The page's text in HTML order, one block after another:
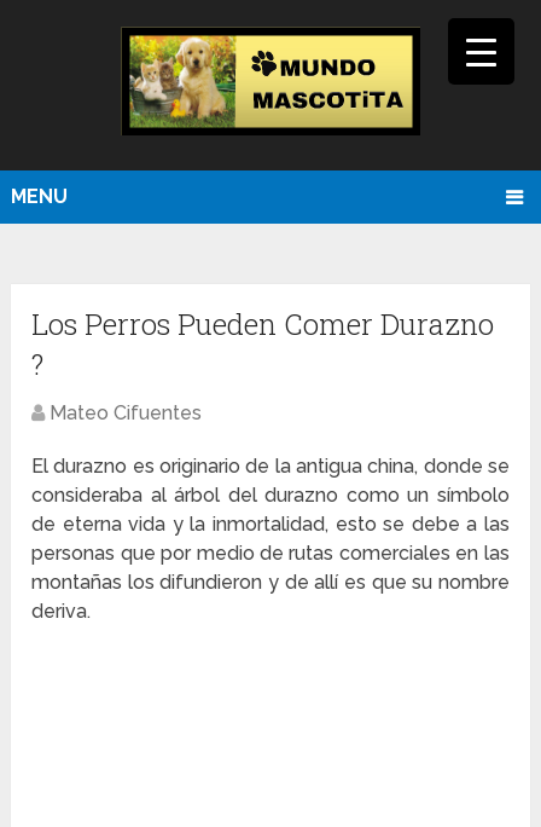
MENU
Los Perros Pueden Comer Durazno
?
Mateo Cifuentes
El durazno es originario de la antigua china, donde se
consideraba al árbol del durazno como un símbolo
de eterna vida y la inmortalidad, esto se debe a las
personas que por medio de rutas comerciales en las
montañas los difundieron y de allí es que su nombre
deriva.